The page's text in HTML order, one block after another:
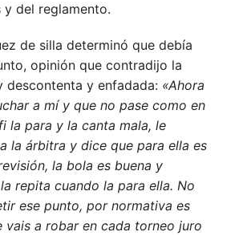
y del reglamento.
de silla determinó que debía
opinión que contradijo la
descontenta y enfadada: «Ahora
a mí y que no pase como en
la para y la canta mala, le
la árbitra y dice que para ella es
la bola es buena y
repita cuando la para ella. No
ese punto, por normativa es
vais a robar en cada torneo juro